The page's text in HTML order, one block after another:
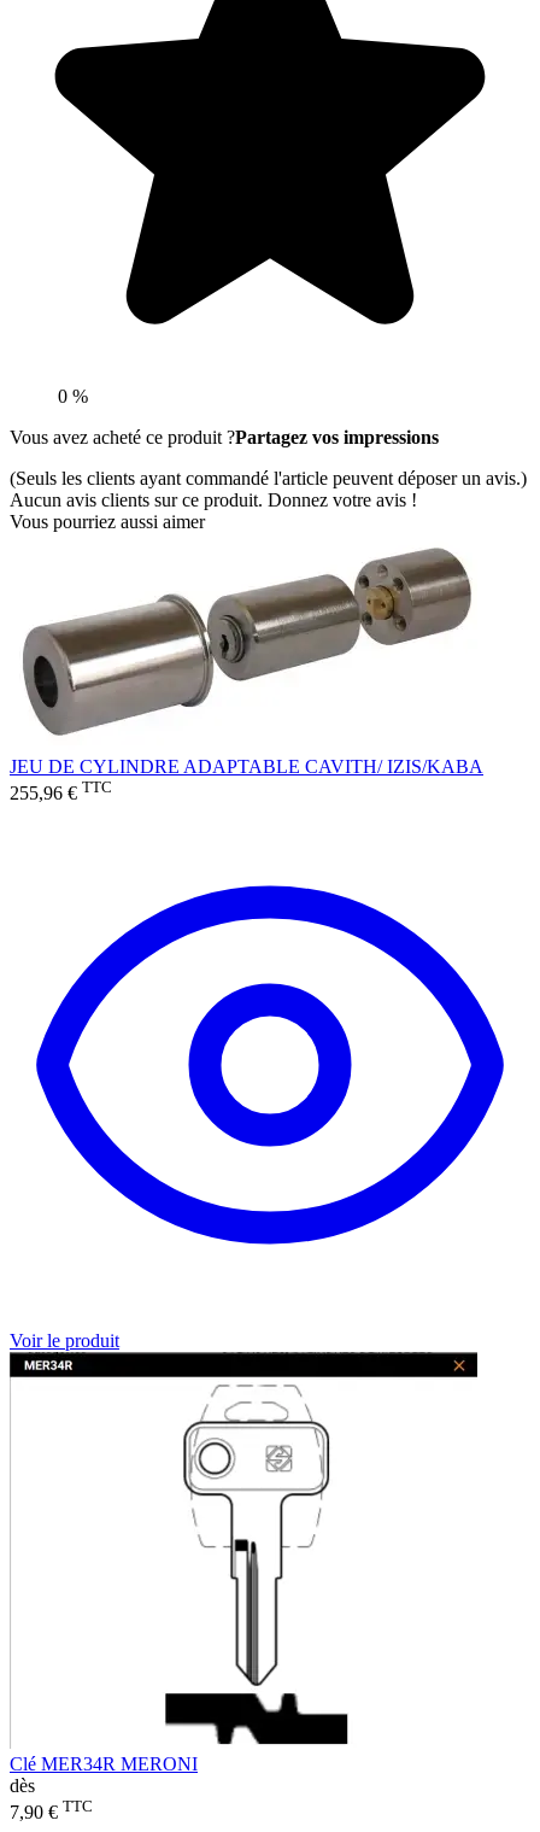
0 %
Vous avez acheté ce produit ?Partagez vos impressions
(Seuls les clients ayant commandé l'article peuvent déposer un avis.)
Aucun avis clients sur ce produit. Donnez votre avis !
Vous pourriez aussi aimer
JEU DE CYLINDRE ADAPTABLE CAVITH/ IZIS/KABA
255,96 € TTC
Voir le produit
Clé MER34R MERONI
dès
7,90 € TTC